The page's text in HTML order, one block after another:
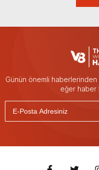
Günün önemli haberlerinden
eğer haber